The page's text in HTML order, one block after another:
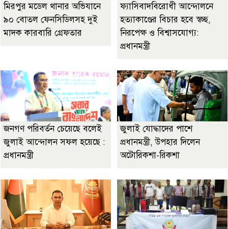
মিরপুর মডেল থানার অভিযানে
৯০ বোতল ফেনসিডিলসহ দুই
মাদক কারবারি গ্রেফতার
ফ্যাসিবাদবিরোধী আন্দোলনে
হত্যাকাণ্ডের বিচার হবে স্বচ্ছ,
নিরপেক্ষ ও বিশ্বাসযোগ্য:
প্রধানমন্ত্রী
জনগণ পরিবর্তন চেয়েছে বলেই
জুলাই আন্দোলন সফল হয়েছে :
প্রধানমন্ত্রী
জুলাই যোদ্ধাদের পাশে
প্রধানমন্ত্রী, উপহার দিলেন
অটোরিকশা-রিকশা